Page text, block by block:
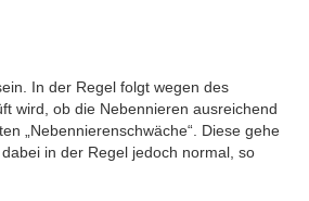
In der Regel folgt wegen des
wird, ob die Nebennieren ausreichend
„Nebennierenschwäche“. Diese gehe
in der Regel jedoch normal, so